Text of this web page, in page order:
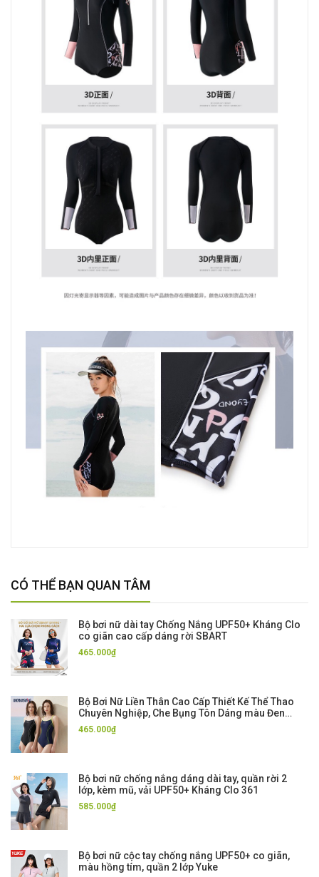
CÓ THỂ BẠN QUAN TÂM
Bộ bơi nữ dài tay Chống Nắng UPF50+ Kháng Clo
co giãn cao cấp dáng rời SBART
465.000₫
Bộ Bơi Nữ Liền Thân Cao Cấp Thiết Kế Thể Thao
Chuyên Nghiệp, Che Bụng Tôn Dáng màu Đen
Xanh Momasong
465.000₫
Bộ bơi nữ chống nắng dáng dài tay, quần rời 2
lớp, kèm mũ, vải UPF50+ Kháng Clo 361
585.000₫
Bộ bơi nữ cộc tay chống nắng UPF50+ co giãn,
màu hồng tím, quần 2 lớp Yuke